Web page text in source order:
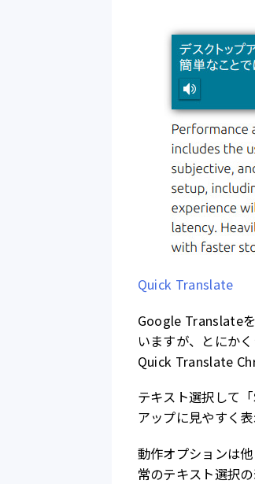
Quick Translate
Google Translate
いますが、とにか
Quick Translate
テキスト選択して
アップに見やすく表
動作オプションは
常のテキスト選択